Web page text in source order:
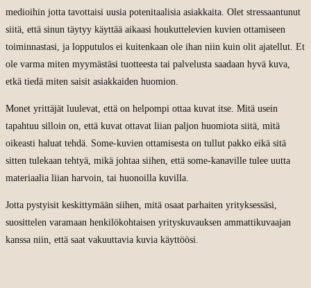
medioihin jotta tavottaisi uusia potenitaalisia asiakkaita. Olet stressaantunut
siitä, että sinun täytyy käyttää aikaasi houkuttelevien kuvien ottamiseen
toiminnastasi, ja lopputulos ei kuitenkaan ole ihan niin kuin olit ajatellut. Et
ole varma miten myymästäsi tuotteesta tai palvelusta saadaan hyvä kuva,
etkä tiedä miten saisit asiakkaiden huomion.
Monet yrittäjät luulevat, että on helpompi ottaa kuvat itse. Mitä usein
tapahtuu silloin on, että kuvat ottavat liian paljon huomiota siitä, mitä
oikeasti haluat tehdä. Some-kuvien ottamisesta on tullut pakko eikä sitä
sitten tulekaan tehtyä, mikä johtaa siihen, että some-kanaville tulee uutta
materiaalia liian harvoin, tai huonoilla kuvilla.
Jotta pystyisit keskittymään siihen, mitä osaat parhaiten yrityksessäsi,
suosittelen varamaan henkilökohtaisen yrityskuvauksen ammattikuvaajan
kanssa niin, että saat vakuuttavia kuvia käyttöösi.